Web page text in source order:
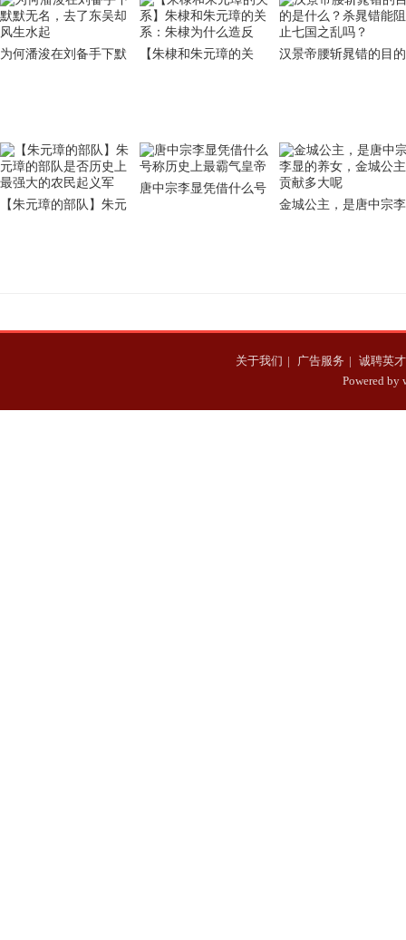
为何潘浚在刘备手下默
【朱棣和朱元璋的关
汉景帝腰斩晁错的目的
【朱元璋的部队】朱元
唐中宗李显凭借什么号
金城公主，是唐中宗李
关于我们 | 广告服务 | 诚聘英才
Powered by